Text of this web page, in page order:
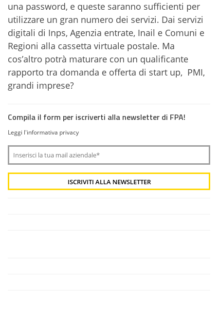
una password, e queste saranno sufficienti per
utilizzare un gran numero dei servizi. Dai servizi
digitali di Inps, Agenzia entrate, Inail e Comuni e
Regioni alla cassetta virtuale postale. Ma
cos’altro potrà maturare con un qualificante
rapporto tra domanda e offerta di start up, PMI,
grandi imprese?
Compila il form per iscriverti alla newsletter di FPA!
Leggi l'informativa privacy